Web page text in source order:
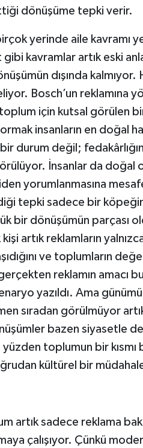
dönüşüme tepki verir.
yerinde aile kavramı
kavramlar artık eski
dışında
Bosch’un
için kutsal görülen
insanların en doğal
durum değil;
İnsanlar da doğal
yorumlanmasına
tepki sadece bir
bir dönüşümün parçası
artık reklamların
ve toplumların
reklamın amacı
yazıldı. Ama
sıradan görülmüyor
bazen siyasetle
toplumun bir kısmı
kültürel bir
artık sadece reklama
çalışıyor. Çünkü